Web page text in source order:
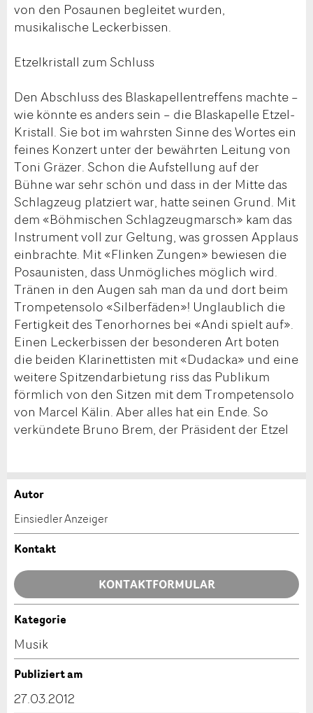
von den Posaunen begleitet wurden,
musikalische Leckerbissen.
Etzelkristall zum Schluss
Den Abschluss des Blaskapellentreffens machte –
wie könnte es anders sein – die Blaskapelle Etzel-
Kristall. Sie bot im wahrsten Sinne des Wortes ein
feines Konzert unter der bewährten Leitung von
Toni Gräzer. Schon die Aufstellung auf der
Bühne war sehr schön und dass in der Mitte das
Schlagzeug platziert war, hatte seinen Grund. Mit
dem «Böhmischen Schlagzeugmarsch» kam das
Instrument voll zur Geltung, was grossen Applaus
einbrachte. Mit «Flinken Zungen» bewiesen die
Posaunisten, dass Unmögliches möglich wird.
Tränen in den Augen sah man da und dort beim
Trompetensolo «Silberfäden»! Unglaublich die
Fertigkeit des Tenorhornes bei «Andi spielt auf».
Einen Leckerbissen der besonderen Art boten
die beiden Klarinettisten mit «Dudacka» und eine
weitere Spitzendarbietung riss das Publikum
förmlich von den Sitzen mit dem Trompetensolo
von Marcel Kälin. Aber alles hat ein Ende. So
verkündete Bruno Brem, der Präsident der Etzel
Anzeige beanstanden
Ihr Feedback wird sehr geschätzt!
Allgemeines Feedback
Anzeige nicht mehr gültig
Anzeige unvollständig
Anzeige weiterempfehlen
Empfehlen Sie diese Anzeige an Freunde weiter.
Autor
Einsiedler Anzeiger
Kontakt
KONTAKTFORMULAR
Kontakt
Verfassen Sie eine Nachricht für die Kontaktpersonen
Kategorie
Musik
Publiziert am
27.03.2012